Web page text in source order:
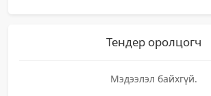
Тендер оролцогч
Мэдээлэл байхгүй.